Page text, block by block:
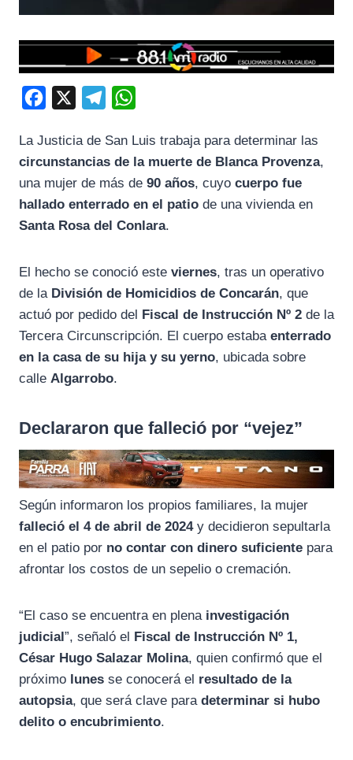
c
e
b
l
e
g
a
t
s
La Justicia de San Luis trabaja para determinar las
circunstancias de la muerte de Blanca Provenza,
una mujer de más de 90 años, cuyo cuerpo fue
hallado enterrado en el patio de una vivienda en
Santa Rosa del Conlara.
El hecho se conoció este viernes, tras un operativo
de la División de Homicidios de Concarán, que
actuó por pedido del Fiscal de Instrucción Nº 2 de la
Tercera Circunscripción. El cuerpo estaba enterrado
en la casa de su hija y su yerno, ubicada sobre
calle Algarrobo.
Declararon que falleció por “vejez”
Según informaron los propios familiares, la mujer
falleció el 4 de abril de 2024y decidieron sepultarla
en el patio por no contar con dinero suficiente para
afrontar los costos de un sepelio o cremación.
“El caso se encuentra en plena investigación
judicial”, señaló el Fiscal de Instrucción Nº 1,
César Hugo Salazar Molina, quien confirmó que el
próximo lunes se conocerá el resultado de la
autopsia, que será clave para determinar si hubo
delito o encubrimiento.